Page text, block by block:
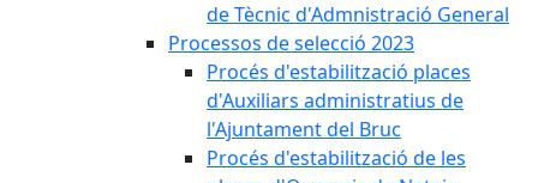
de Tècnic d'Admnistració General
Processos de selecció 2023
Procés d'estabilització places
d'Auxiliars administratius de
l'Ajuntament del Bruc
Procés d'estabilització de les